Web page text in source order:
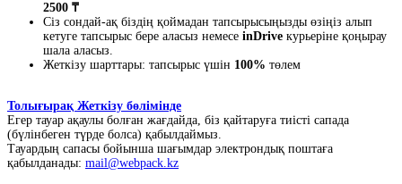
2500 ₸
Сіз сондай-ақ біздің қоймадан тапсырысыңызды өзіңіз алып
кетуге тапсырыс бере аласыз немесе inDrive курьеріне қоңырау
шала аласыз.
Жеткізу шарттары: тапсырыс үшін 100% төлем
Толығырақ Жеткізу бөлімінде
Егер тауар ақаулы болған жағдайда, біз қайтаруға тиісті сапада
(бүлінбеген түрде болса) қабылдаймыз.
Тауардың сапасы бойынша шағымдар электрондық поштаға
қабылданады: mail@webpack.kz